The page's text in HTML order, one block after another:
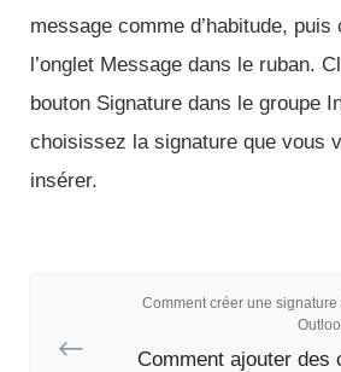
message comme d’habitude,
l’onglet Message dans le ruban.
bouton Signature dans le groupe
choisissez la signature que vous
insérer.
Comment créer une signature
Comment ajouter des